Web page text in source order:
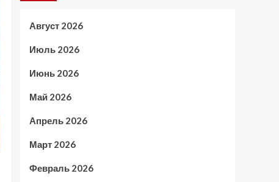
Август 2026
Июль 2026
Июнь 2026
Май 2026
Апрель 2026
Март 2026
Февраль 2026